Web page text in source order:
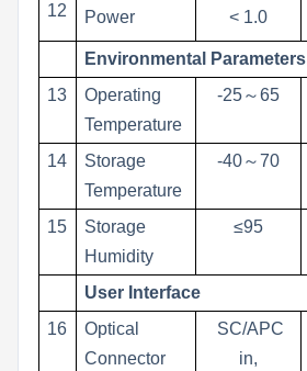
12
Power < 1.0
Environmental Parameters
13
Operating
Temperature
-25～65
14
Storage
Temperature
-40～70
15
Storage
Humidity
≤95
User Interface
16
Optical
Connector
SC/APC
in,